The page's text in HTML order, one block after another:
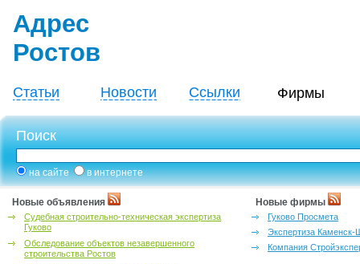
Адрес
Ростов
Статьи Новости Ссылки Фирмы
Поиск
на сайте в интернете
Новые объявления
Судебная строительно-техническая экспертиза
Гуково
Обследование объектов незавершенного
строительства Ростов
Новые фирмы
Гуково Просмета
Экспертиза Каменск-
Компания